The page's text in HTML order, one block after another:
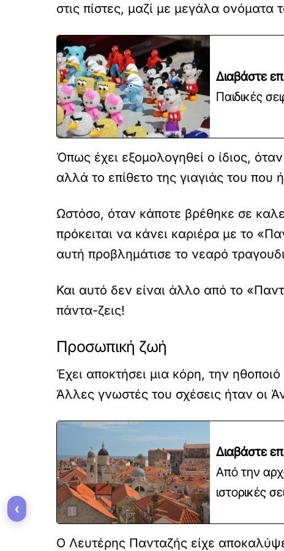
στις πίστες, μαζί με μεγάλα ονόματα
Διαβάστε
Παιδικές
Όπως έχει εξομολογηθεί ο ίδιος,
αλλά το επίθετο της γιαγιάς του που
Ωστόσο, όταν κάποτε βρέθηκε σε
πρόκειται να κάνει καριέρα με το
αυτή προβλημάτισε το νεαρό
Και αυτό δεν είναι άλλο από το
πάντα-ζεις!
Προσωπική ζωή
Έχει αποκτήσει μια κόρη, την
Άλλες γνωστές του σχέσεις ήταν οι
Διαβάστε
Από την
ιστορικές
Ο Λευτέρης Πανταζής είχε
‹